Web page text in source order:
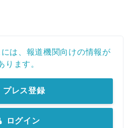
は、報道機関向けの情報が
ります。
プレス登録
ログイン